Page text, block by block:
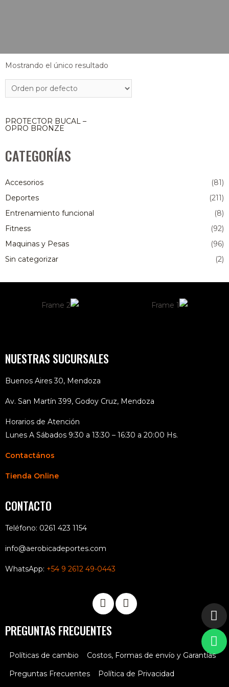
CATEGORÍAS
Accesorios
(81)
Deportes
(211)
Entrenamiento funcional
(8)
Fitness
(92)
Maquinas y Pesas
(96)
Sin categorizar
(2)
Mostrando el único resultado
PROTECTOR BUCAL –
OPRO BRONZE
NUESTRAS SUCURSALES
Buenos Aires 30, Mendoza
Av. San Martín 399, Godoy Cruz, Mendoza
Horarios de Atención
Lunes A Sábados 9:30 a 13:30 – 16:30 a 20:00 Hs.
Contactános
Tienda Online
CONTACTO
Teléfono: 0261 423 1154
info@aerobicadeportes.com
WhatsApp: +54 9 2612 49-0443
PREGUNTAS FRECUENTES
Políticas de cambio
Costos, Formas de envío y Garantías
Preguntas Frecuentes
Política de Privacidad